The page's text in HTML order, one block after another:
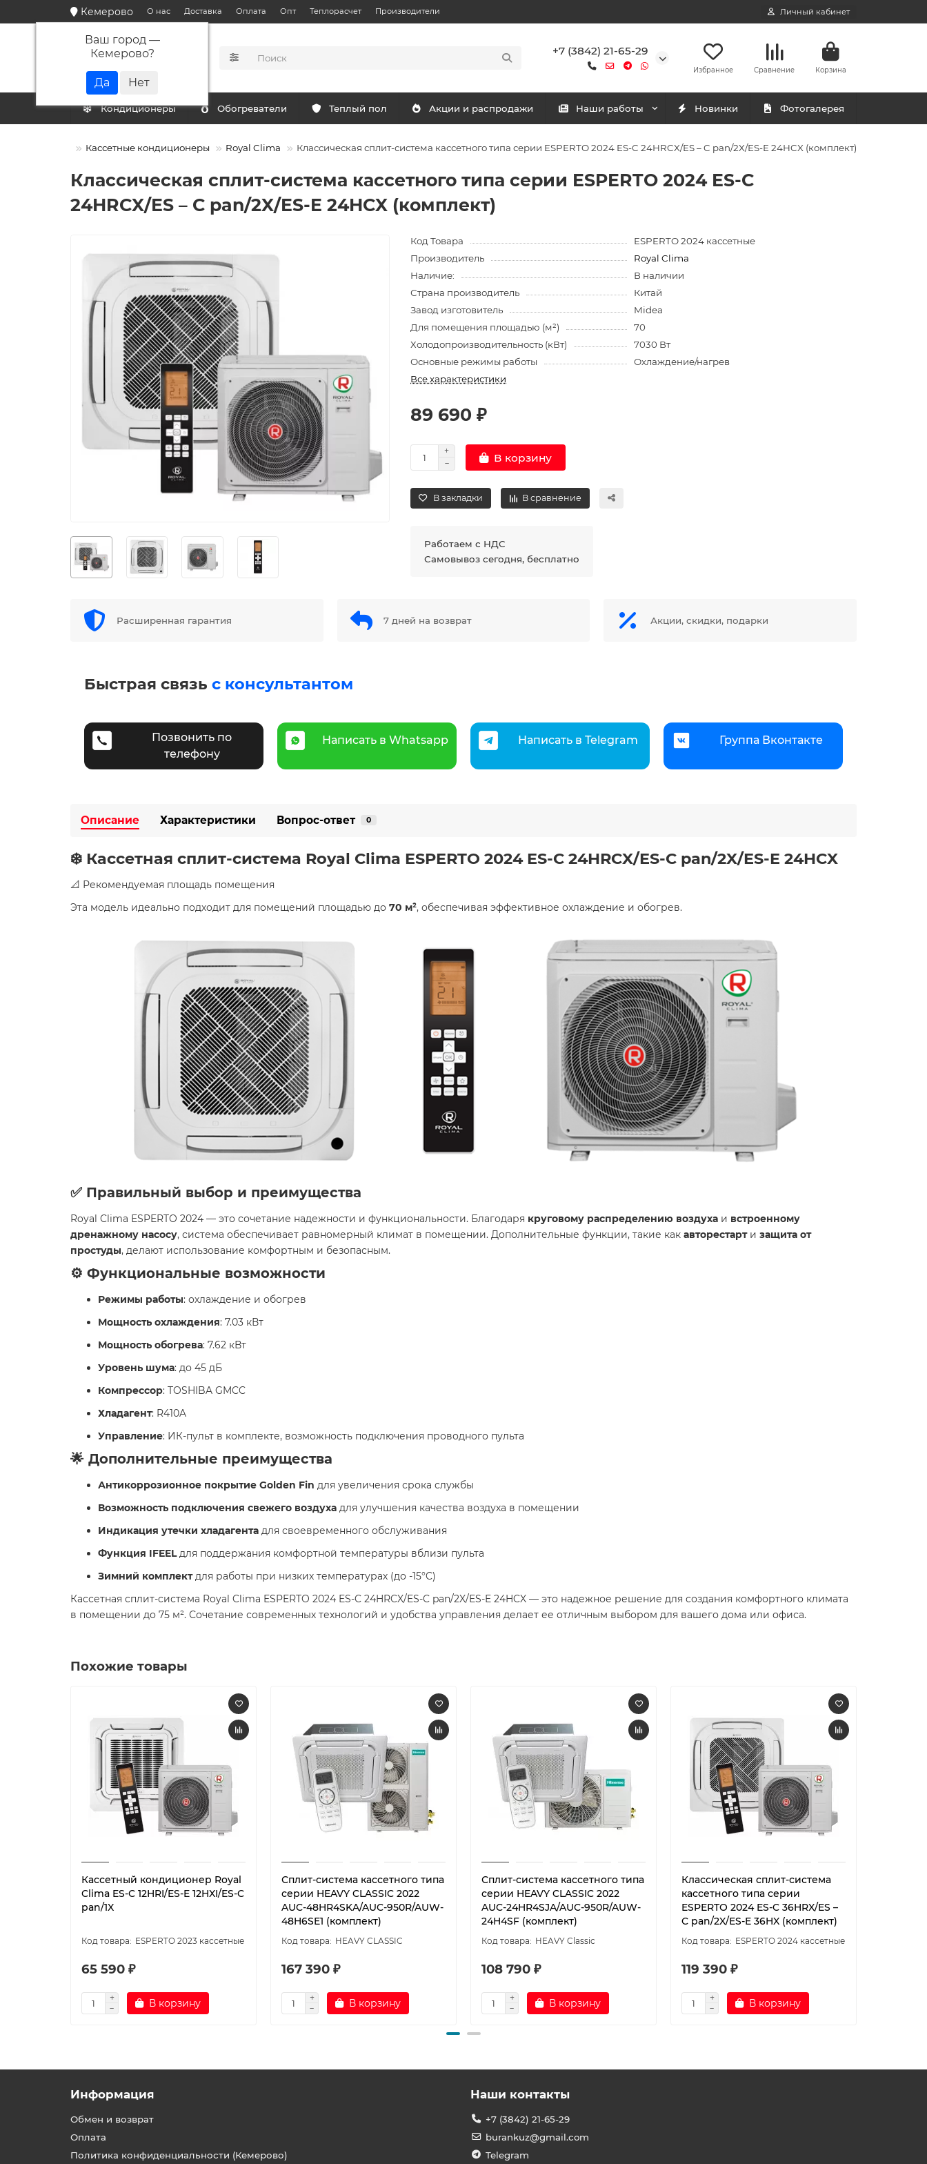
Кемерово
Ваш город —
Кемерово?
О нас Доставка Оплата Опт Теплорасчет Производители Личный кабинет
КАТАЛОГ
+7 (3842) 21-65-29
Избранное Сравнение Корзина
Кондиционеры Обогреватели Теплый пол Акции и распродажи Наши работы Новинки Фотогалерея
Кассетные кондиционеры Royal Clima Классическая сплит-система кассетного типа серии ESPERTO 2024 ES-C 24HRCX/ES – C pan/2X/ES-E 24HCX (комплект)
Классическая сплит-система кассетного типа серии ESPERTO 2024 ES-C
24HRCX/ES – C pan/2X/ES-E 24HCX (комплект)
Код Товара
ESPERTO 2024 кассетные
Производитель
Royal Clima
Наличие:
В наличии
Страна производитель
Китай
Завод изготовитель
Midea
Для помещения площадью (м²)
70
Холодопроизводительность (кВт)
7030 Вт
Основные режимы работы
Охлаждение/нагрев
Все характеристики
89 690 ₽
В корзину
В закладки В сравнение
Работаем с НДС
Самовывоз сегодня, бесплатно
Расширенная гарантия 7 дней на возврат Акции, скидки, подарки
Быстрая связь с консультантом
Позвонить по
телефону
Написать в Whatsapp Написать в Telegram Группа Вконтакте
Описание Характеристики Вопрос-ответ 0
❄️ Кассетная сплит-система Royal Clima ESPERTO 2024 ES-C 24HRCX/ES-C pan/2X/ES-E 24HCX
📐 Рекомендуемая площадь помещения
Эта модель идеально подходит для помещений площадью до 70 м², обеспечивая эффективное охлаждение и обогрев.
✅ Правильный выбор и преимущества
Royal Clima ESPERTO 2024 — это сочетание надежности и функциональности. Благодаря круговому распределению воздуха и встроенному
дренажному насосу, система обеспечивает равномерный климат в помещении. Дополнительные функции, такие как авторестарти защита от
простуды, делают использование комфортным и безопасным.
⚙️ Функциональные возможности
Режимы работы: охлаждение и обогрев
Мощность охлаждения: 7.03 кВт
Мощность обогрева: 7.62 кВт
Уровень шума: до 45 дБ
Компрессор: TOSHIBA GMCC
Хладагент: R410A
Управление: ИК-пульт в комплекте, возможность подключения проводного пульта
🌟 Дополнительные преимущества
Антикоррозионное покрытие Golden Fin для увеличения срока службы
Возможность подключения свежего воздуха для улучшения качества воздуха в помещении
Индикация утечки хладагента для своевременного обслуживания
Функция IFEELдля поддержания комфортной температуры вблизи пульта
Зимний комплектдля работы при низких температурах (до -15°C)
Кассетная сплит-система Royal Clima ESPERTO 2024 ES-C 24HRCX/ES-C pan/2X/ES-E 24HCX — это надежное решение для создания комфортного климата
в помещении до 75 м². Сочетание современных технологий и удобства управления делает ее отличным выбором для вашего дома или офиса.
Похожие товары
Кассетный кондиционер Royal
Clima ES-C 12HRI/ES-E 12HXI/ES-C
pan/1X
ESPERTO 2023 кассетные
65 590 ₽
В корзину
Сплит-система кассетного типа
серии HEAVY CLASSIC 2022
AUC-48HR4SKA/AUC-950R/AUW-
48H6SE1 (комплект)
HEAVY CLASSIC
167 390 ₽
В корзину
Сплит-система кассетного типа
серии HEAVY CLASSIC 2022
AUC-24HR4SJA/AUC-950R/AUW-
24H4SF (комплект)
HEAVY Classic
108 790 ₽
В корзину
Классическая сплит-система
кассетного типа серии
ESPERTO 2024 ES-C 36HRX/ES –
C pan/2X/ES-E 36HX (комплект)
ESPERTO 2024 кассетные
119 390 ₽
В корзину
Информация
Обмен и возврат
Оплата
Политика конфиденциальности (Кемерово)
Наши контакты
+7 (3842) 21-65-29
burankuz@gmail.com
Telegram